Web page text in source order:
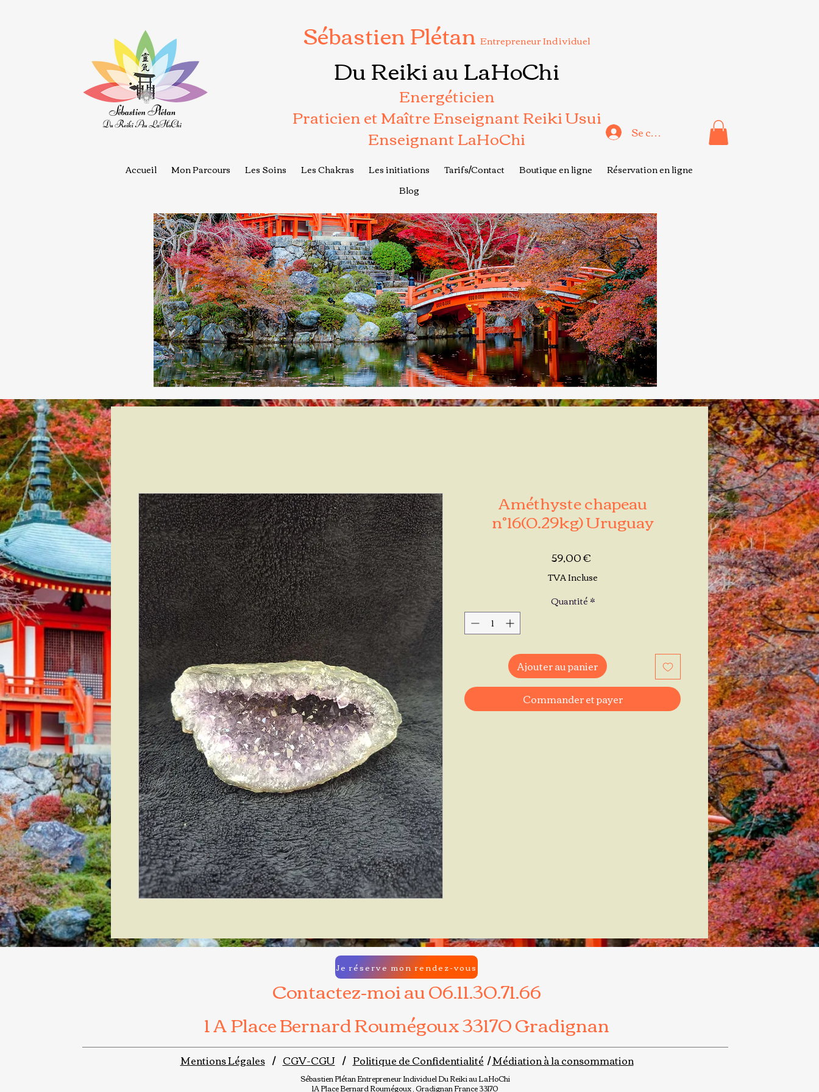
Sébastien Plétan Entrepreneur Individuel
Du Reiki au LaHoChi
Energéticien
Praticien et Maître Enseignant Reiki Usui
Enseignant LaHoChi Se connecter
Accueil Mon Parcours Les Soins Les Chakras Les initiations Tarifs/Contact Boutique en ligne
Réservation en ligne
Blog
Améthyste chapeau
n°16(0.29kg) Uruguay
59,00 €Prix
TVA Incluse
Quantité*
Ajouter au panier
Commander et payer
Contactez-moi au 06.11.30.71.66
1 A Place Bernard Roumégoux 33170 Gradignan
Je réserve mon rendez-vous
Mentions Légales/ CGV-CGU/ Politique de Confidentialité /Médiation à la consommation
Sébastien PlétanEntrepreneur IndividuelDu Reiki au LaHoChi
1A Place Bernard Roumégoux , Gradignan France 33170